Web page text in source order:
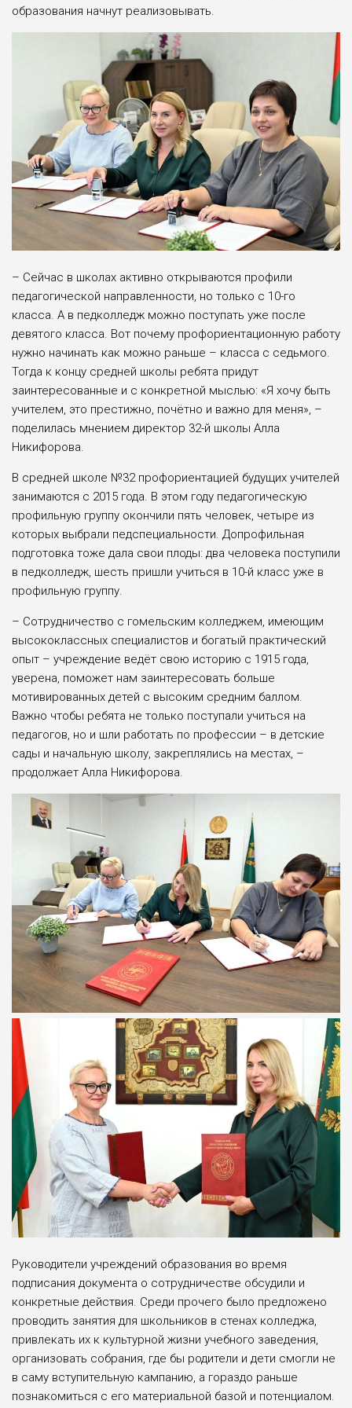
образования начнут реализовывать.
– Сейчас в школах активно открываются профили
педагогической направленности, но только с 10-го
класса. А в педколледж можно поступать уже после
девятого класса. Вот почему профориентационную работу
нужно начинать как можно раньше – класса с седьмого.
Тогда к концу средней школы ребята придут
заинтересованные и с конкретной мыслью: «Я хочу быть
учителем, это престижно, почётно и важно для меня», –
поделилась мнением директор 32-й школы Алла
Никифорова.
В средней школе №32 профориентацией будущих учителей
занимаются с 2015 года. В этом году педагогическую
профильную группу окончили пять человек, четыре из
которых выбрали педспециальности. Допрофильная
подготовка тоже дала свои плоды: два человека поступили
в педколледж, шесть пришли учиться в 10-й класс уже в
профильную группу.
– Сотрудничество с гомельским колледжем, имеющим
высококлассных специалистов и богатый практический
опыт – учреждение ведёт свою историю с 1915 года,
уверена, поможет нам заинтересовать больше
мотивированных детей с высоким средним баллом.
Важно чтобы ребята не только поступали учиться на
педагогов, но и шли работать по профессии – в детские
сады и начальную школу, закреплялись на местах, –
продолжает Алла Никифорова.
Руководители учреждений образования во время
подписания документа о сотрудничестве обсудили и
конкретные действия. Среди прочего было предложено
проводить занятия для школьников в стенах колледжа,
привлекать их к культурной жизни учебного заведения,
организовать собрания, где бы родители и дети смогли не
в саму вступительную кампанию, а гораздо раньше
познакомиться с его материальной базой и потенциалом.